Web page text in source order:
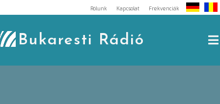
to
content
Rólunk Kapcsolat Frekvenciák
Bukaresti Rádió